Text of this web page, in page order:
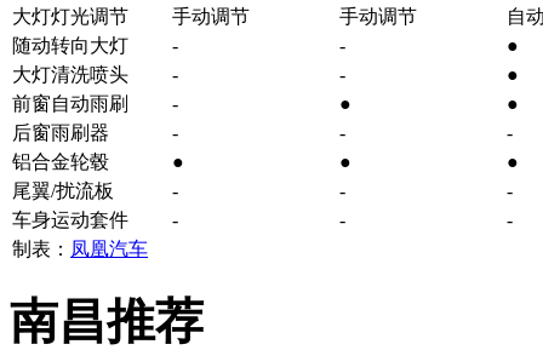
大灯灯光调节
手动调节 手动调节
自
随动转向大灯
- -
●
大灯清洗喷头
- -
●
前窗自动雨刷
- ●
●
后窗雨刷器
- -
-
铝合金轮毂
● ●
●
尾翼/扰流板
- -
-
车身运动套件
- -
-
制表： 凤凰汽车
南昌推荐